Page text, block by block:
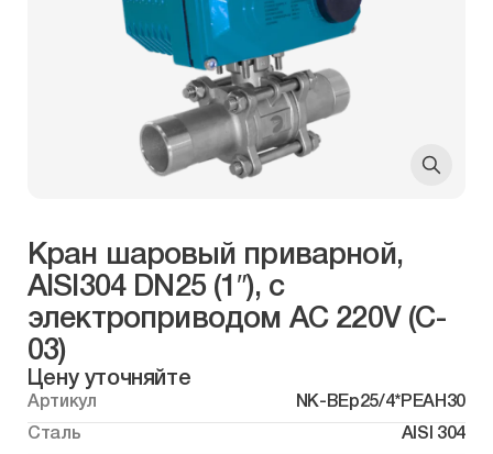
Кран шаровый приварной,
AISI304 DN25 (1″), с
электроприводом AC 220V (C-
03)
Цену уточняйте
Артикул
NK-BEp25/4*PEAH30
Сталь
AISI 304